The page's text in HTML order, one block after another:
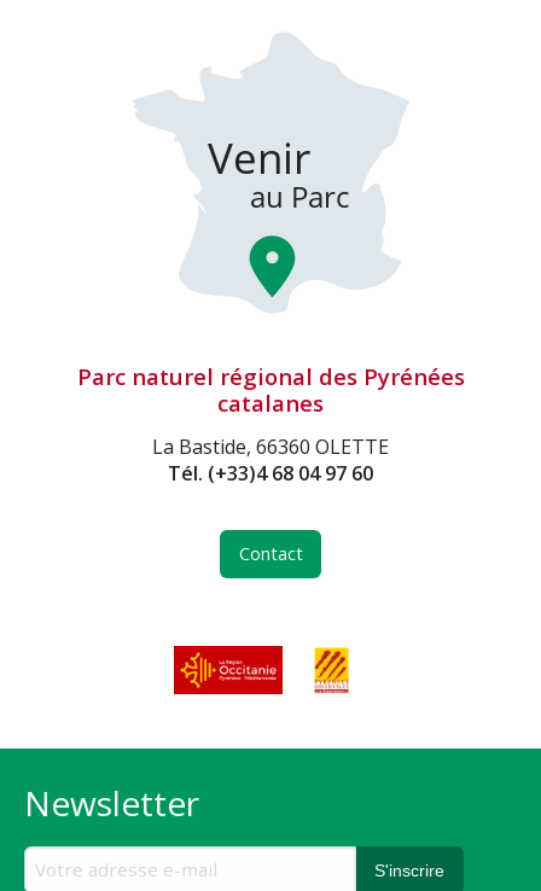
Parc naturel régional des Pyrénées
catalanes
La Bastide, 66360 OLETTE
Tél. (+33)4 68 04 97 60
Contact
Newsletter